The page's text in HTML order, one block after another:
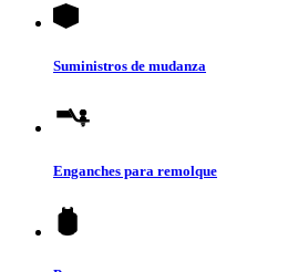
Suministros de mudanza
Enganches para remolque